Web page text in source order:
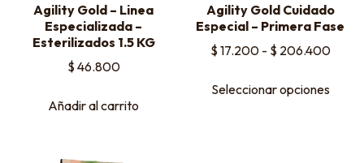
Agility Gold – Linea
Especializada –
Esterilizados 1.5 KG
$ 46.800
Añadir al carrito
Agility Gold Cuidado
Especial – Primera Fase
$ 17.200 - $ 206.400
Seleccionar opciones